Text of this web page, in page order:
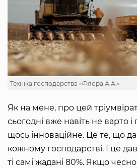
Техніка господарства «Флора А.А.»
Як на мене, про цей
сьогодні вже навіть не варто
щось інноваційне. Це те, що
кожному господарстві. І це
ті самі жадані 80%. Якщо